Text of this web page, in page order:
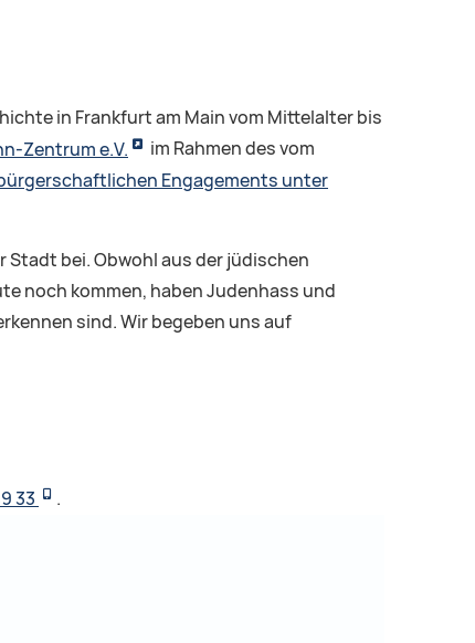
in Frankfurt am Main vom Mittelalter bis
Zentrum e.V.
im Rahmen des vom
Engagements unter
bei. Obwohl aus der jüdischen
noch kommen, haben Judenhass und
sind. Wir begeben uns auf
33 .